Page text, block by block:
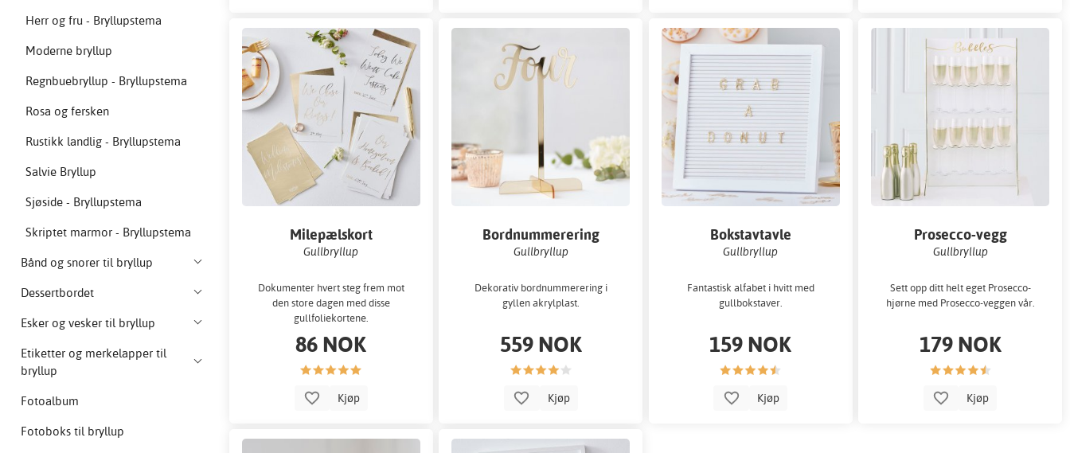
Herr og fru - Bryllupstema
Moderne bryllup
Regnbuebryllup - Bryllupstema
Rosa og fersken
Rustikk landlig - Bryllupstema
Salvie Bryllup
Sjøside - Bryllupstema
Skriptet marmor - Bryllupstema
Bånd og snorer til bryllup
Dessertbordet
Esker og vesker til bryllup
Etiketter og merkelapper til
bryllup
Fotoalbum
Fotoboks til bryllup
Milepælskort
Gullbryllup
Dokumenter hvert steg frem mot
den store dagen med disse
gullfoliekortene.
86 NOK
Kjøp
Bordnummerering
Gullbryllup
Dekorativ bordnummerering i
gyllen akrylplast.
559 NOK
Kjøp
Bokstavtavle
Gullbryllup
Fantastisk alfabet i hvitt med
gullbokstaver.
159 NOK
Kjøp
Prosecco-vegg
Gullbryllup
Sett opp ditt helt eget Prosecco-
hjørne med Prosecco-veggen vår.
179 NOK
Kjøp